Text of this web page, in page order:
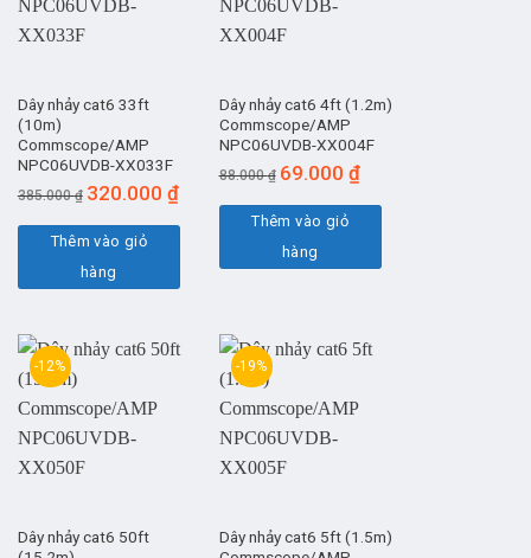
Dây nhảy cat6 33ft
(10m)
Commscope/AMP
NPC06UVDB-XX033F
385.000₫ Giá
là:
385.000 ₫.
320.000 ₫Giá
320.000 ₫.
Thêm vào giỏ
hàng
Dây nhảy cat6 4ft (1.2m)
Commscope/AMP
NPC06UVDB-XX004F
88.000₫ Giá
là:
88.000 ₫.
69.000 ₫Giá
69.000 ₫.
Thêm vào giỏ
hàng
-12%
Dây nhảy cat6 50ft
-19%
Dây nhảy cat6 5ft (1.5m)